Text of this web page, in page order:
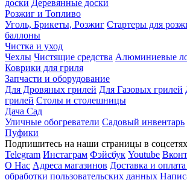
доски Деревянные доски
Розжиг и Топливо
Уголь, Брикеты, Розжиг Стартеры для
баллоны
Чистка и уход
Чехлы Чистящие средства Алюминиевые
Коврики для гриля
Запчасти и оборудование
Для Дровяных грилей Для Газовых грилей
грилей Столы и столешницы
Дача Сад
Уличные обогреватели Садовый инвентарь
Пуфики
Подпишитесь на наши страницы в соцсетях
Telegram Инстаграм Фэйсбук Youtube
О Нас Адреса магазинов Доставка и оплата
обработки пользовательских данных